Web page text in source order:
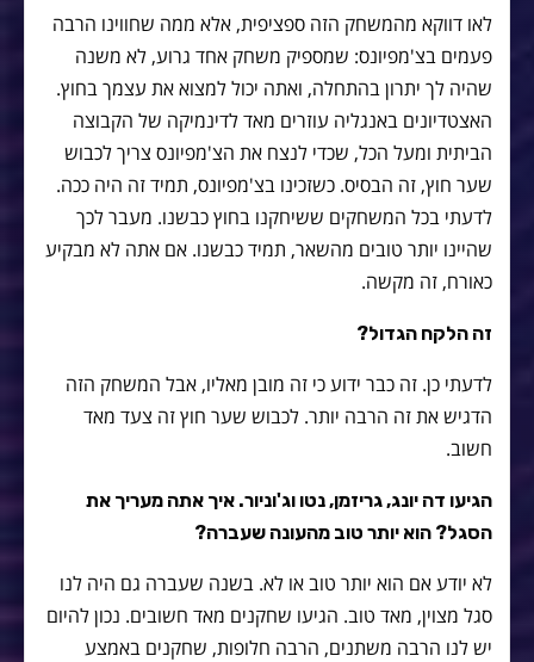
לאו דווקא מהמשחק הזה ספציפית, אלא ממה שחווינו הרבה
פעמים בצ'מפיונס: שמספיק משחק אחד גרוע, לא משנה
שהיה לך יתרון בהתחלה, ואתה יכול למצוא את עצמך בחוץ.
האצטדיונים באנגליה עוזרים מאד לדינמיקה של הקבוצה
הביתית ומעל הכל, שכדי לנצח את הצ'מפיונס צריך לכבוש
שער חוץ, זה הבסיס. כשזכינו בצ'מפיונס, תמיד זה היה ככה.
לדעתי בכל המשחקים ששיחקנו בחוץ כבשנו. מעבר לכך
שהיינו יותר טובים מהשאר, תמיד כבשנו. אם אתה לא מבקיע
כאורח, זה מקשה.
זה הלקח הגדול?
לדעתי כן. זה כבר ידוע כי זה מובן מאליו, אבל המשחק הזה
הדגיש את זה הרבה יותר. לכבוש שער חוץ זה צעד מאד
חשוב.
הגיעו דה יונג, גריזמן, נטו וג'וניור. איך אתה מעריך את
הסגל? הוא יותר טוב מהעונה שעברה?
לא יודע אם הוא יותר טוב או לא. בשנה שעברה גם היה לנו
סגל מצוין, מאד טוב. הגיעו שחקנים מאד חשובים. נכון להיום
יש לנו הרבה משתנים, הרבה חלופות, שחקנים באמצע